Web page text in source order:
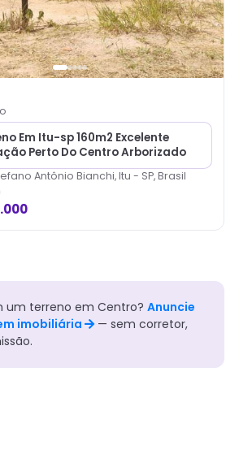
Em Itu-sp 160m2 Excelente
Perto Do Centro Arborizado
Antônio Bianchi, Itu - SP, Brasil
um terreno em Centro? Anuncie
imobiliária
— sem corretor,